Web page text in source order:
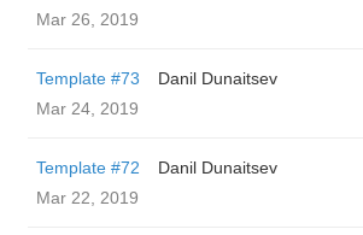
Mar 26, 2019
Template #73
Danil Dunaitsev
Mar 24, 2019
Template #72
Danil Dunaitsev
Mar 22, 2019